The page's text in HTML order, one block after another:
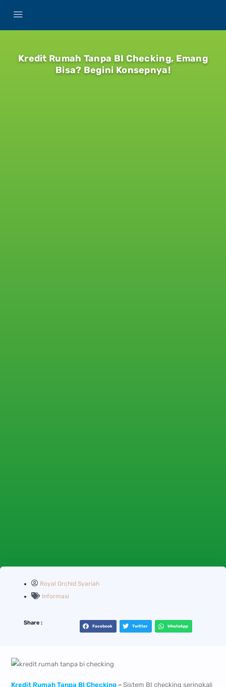
Kredit Rumah Tanpa BI Checking, Emang
Bisa? Begini Konsepnya!
Royal Orchid Syariah
Informasi
Share :
Facebook Twitter WhatsApp
Kredit Rumah Tanpa BI Checking– Sistem BI checking seringkali